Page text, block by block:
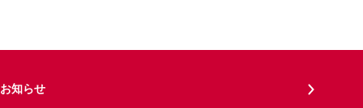
お知らせ